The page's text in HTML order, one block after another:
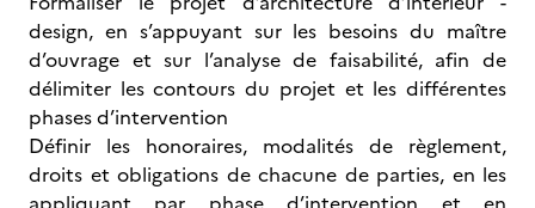
design, en s’appuyant sur les besoins du maître
d’ouvrage et sur l’analyse de faisabilité, afin de
délimiter les contours du projet et les différentes
phases d’intervention
Définir les honoraires, modalités de règlement,
droits et obligations de chacune de parties, en les